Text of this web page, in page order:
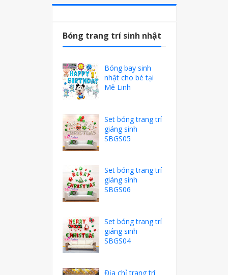
Bóng trang trí sinh nhật
Bóng bay sinh
nhật cho bé tại
Mê Linh
Set bóng trang trí
giáng sinh
SBGS05
Set bóng trang trí
giáng sinh
SBGS06
Set bóng trang trí
giáng sinh
SBGS04
Địa chỉ trang trí